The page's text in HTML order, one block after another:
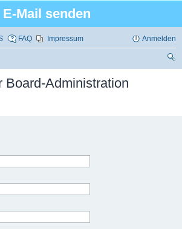
E-Mail senden
FAQ Impressum Anmelden
Board-Administration